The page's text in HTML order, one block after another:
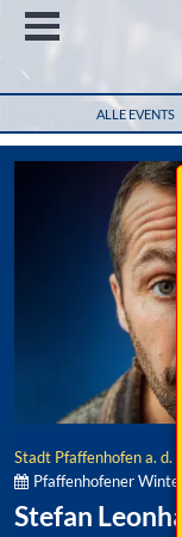
ALLE EVENTS
Stadt Pfaffenhofen a. d.
Pfaffenhofener
Stefan